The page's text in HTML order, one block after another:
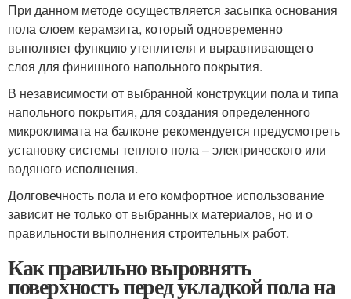
При данном методе осуществляется засыпка основания
пола слоем керамзита, который одновременно
выполняет функцию утеплителя и выравнивающего
слоя для финишного напольного покрытия.
В независимости от выбранной конструкции пола и типа
напольного покрытия, для создания определенного
микроклимата на балконе рекомендуется предусмотреть
установку системы теплого пола – электрического или
водяного исполнения.
Долговечность пола и его комфортное использование
зависит не только от выбранных материалов, но и о
правильности выполнения строительных работ.
Как правильно выровнять
поверхность перед укладкой пола на